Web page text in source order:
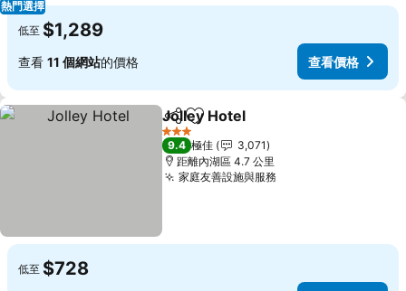
熱門選擇
低至 $1,289
查看 11 個網站的價格 查看價格
分享 放到收藏夾
Jolley Hotel
3 星級
9.4 極佳
3,071
距離內湖區 4.7 公里
家庭友善設施與服務
低至 $728